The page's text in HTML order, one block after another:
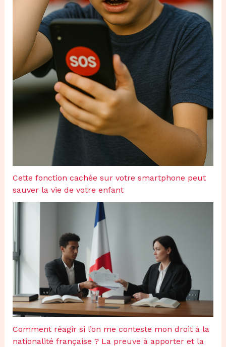
Cette fonction cachée sur votre smartphone peut
sauver la vie de votre enfant
Comment réagir si l’on me conteste mon droit à la
nationalité française ? La preuve à apporter et la